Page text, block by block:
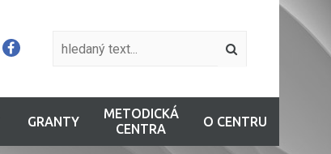
GRANTY
METODICKÁ
CENTRA
O CENTRU